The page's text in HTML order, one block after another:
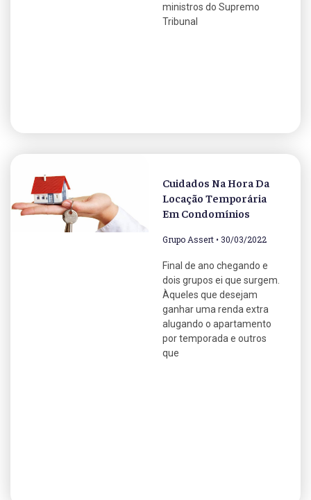
ministros do Supremo
Tribunal
Cuidados Na Hora Da
Locação Temporária
Em Condomínios
Grupo Assert 30/03/2022
Final de ano chegando e
dois grupos ei que surgem.
Àqueles que desejam
ganhar uma renda extra
alugando o apartamento
por temporada e outros
que